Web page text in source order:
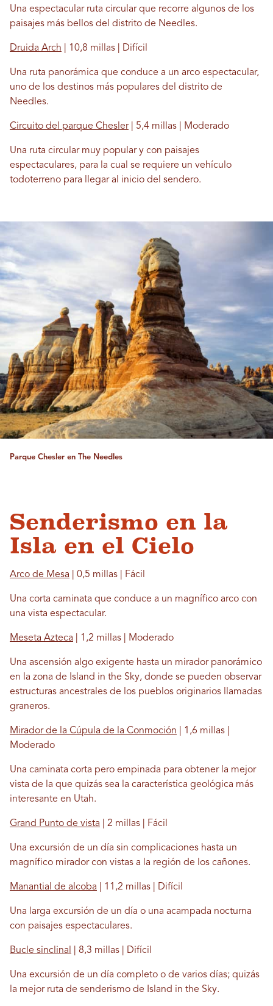
Una espectacular ruta circular que recorre algunos de los
paisajes más bellos del distrito de Needles.
Druida Arch | 10,8 millas | Difícil
Una ruta panorámica que conduce a un arco espectacular,
uno de los destinos más populares del distrito de
Needles.
Circuito del parque Chesler| 5,4 millas | Moderado
Una ruta circular muy popular y con paisajes
espectaculares, para la cual se requiere un vehículo
todoterreno para llegar al inicio del sendero.
Parque Chesler en The Needles
Senderismo en la
Isla en el Cielo
Arco de Mesa | 0,5 millas | Fácil
Una corta caminata que conduce a un magnífico arco con
una vista espectacular.
Meseta Azteca | 1,2 millas | Moderado
Una ascensión algo exigente hasta un mirador panorámico
en la zona de Island in the Sky, donde se pueden observar
estructuras ancestrales de los pueblos originarios llamadas
graneros.
Mirador de la Cúpula de la Conmoción | 1,6 millas |
Moderado
Una caminata corta pero empinada para obtener la mejor
vista de la que quizás sea la característica geológica más
interesante en Utah.
Grand Punto de vista | 2 millas | Fácil
Una excursión de un día sin complicaciones hasta un
magnífico mirador con vistas a la región de los cañones.
Manantial de alcoba | 11,2 millas | Difícil
Una larga excursión de un día o una acampada nocturna
con paisajes espectaculares.
Bucle sinclinal | 8,3 millas | Difícil
Una excursión de un día completo o de varios días; quizás
la mejor ruta de senderismo de Island in the Sky.